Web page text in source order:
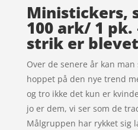
Ministickers,
100 ark/ 1 pk.
strik er
Over de senere år kan
hoppet på den nye trend
og tro ikke det kun er
jo er dem, vi ser som de
Målgruppen har rykket sig